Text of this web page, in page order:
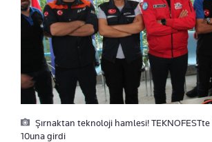
Şırnaktan teknoloji hamlesi!
10una girdi